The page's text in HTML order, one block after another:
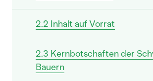
2.2 Inhalt auf Vorrat
2.3 Kernbotschaften der
Bauern